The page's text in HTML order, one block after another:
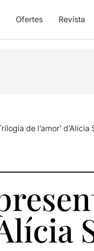
Ofertes Revista
de l’amor’ d’Alícia